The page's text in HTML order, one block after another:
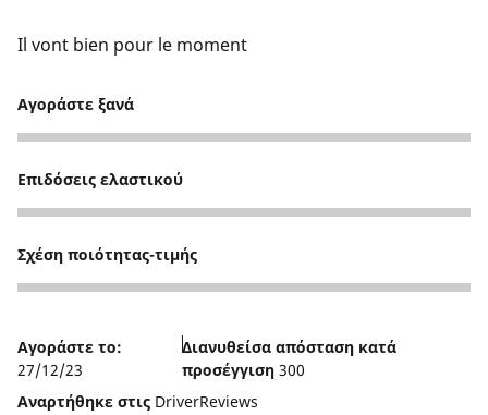
Il vont bien pour le moment
Αγοράστε ξανά
4
Επιδόσεις ελαστικού
4
Σχέση ποιότητας-τιμής
4
Αγοράστε το:
27/12/23
Διανυθείσα απόσταση κατά
προσέγγιση 300
Αναρτήθηκε στις DriverReviews